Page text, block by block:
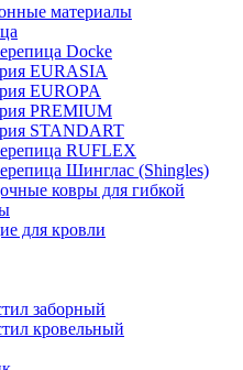
материалы
Docke
EURASIA
EUROPA
PREMIUM
STANDART
RUFLEX
Шинглас (Shingles)
ковры для гибкой
для кровли
заборный
кровельный